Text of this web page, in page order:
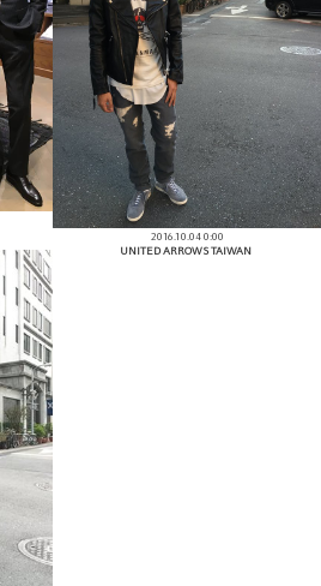
2016.10.04 0:00
UNITED ARROWS TAIWAN